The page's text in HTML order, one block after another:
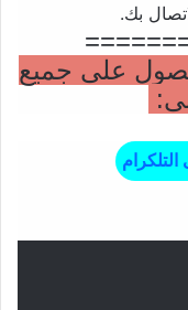
بك.
على جميع